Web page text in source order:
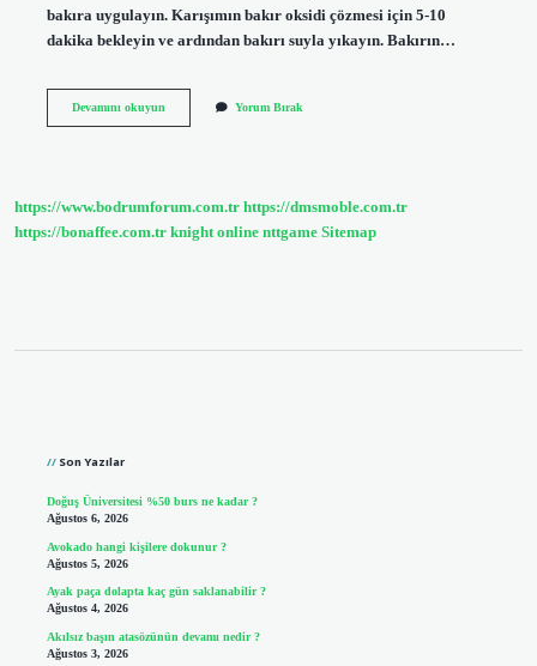
bakıra uygulayın. Karışımın bakır oksidi çözmesi için 5-10
dakika bekleyin ve ardından bakırı suyla yıkayın. Bakırın…
Devamını okuyunBakırın
Yorum Bırak
https://www.bodrumforum.com.tr https://dmsmoble.com.tr
https://bonaffee.com.tr knight online nttgame Sitemap
Son Yazılar
Doğuş Üniversitesi %50 burs ne kadar ?
Ağustos 6, 2026
Avokado hangi kişilere dokunur ?
Ağustos 5, 2026
Ayak paça dolapta kaç gün saklanabilir ?
Ağustos 4, 2026
Akılsız başın atasözünün devamı nedir ?
Ağustos 3, 2026